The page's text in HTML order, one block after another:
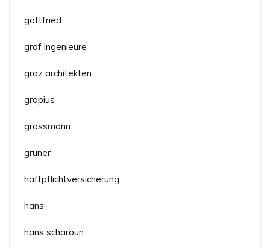
gottfried
graf ingenieure
graz architekten
gropius
grossmann
gruner
haftpflichtversicherung
hans
hans scharoun